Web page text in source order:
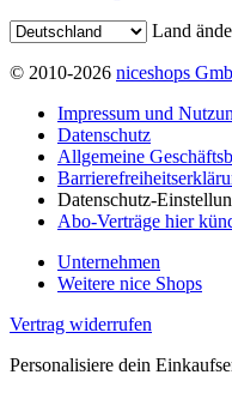
Land
© 2010-2026 niceshops
Impressum und
Datenschutz
Allgemeine
Datenschutz-
Abo-Verträge hier
Unternehmen
Weitere nice Shops
Vertrag widerrufen
Personalisiere dein